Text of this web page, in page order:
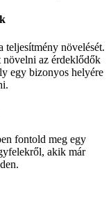
teljesítmény növelését.
növelni az érdeklődők
egy bizonyos helyére
fontold meg egy
akik már